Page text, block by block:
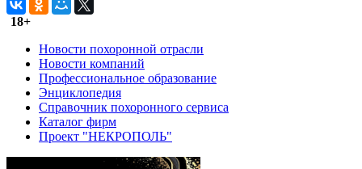
18+
Новости похоронной отрасли
Новости компаний
Профессиональное образование
Энциклопедия
Справочник похоронного сервиса
Каталог фирм
Проект "НЕКРОПОЛЬ"